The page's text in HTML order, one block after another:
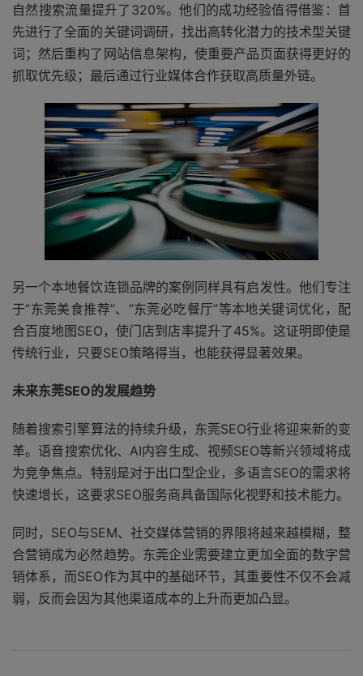
自然搜索流量提升了320%。他们的成功经验值得借鉴：首
先进行了全面的关键词调研，找出高转化潜力的技术型关键
词；然后重构了网站信息架构，使重要产品页面获得更好的
抓取优先级；最后通过行业媒体合作获取高质量外链。
另一个本地餐饮连锁品牌的案例同样具有启发性。他们专注
于”东莞美食推荐”、”东莞必吃餐厅”等本地关键词优化，配
合百度地图SEO，使门店到店率提升了45%。这证明即使是
传统行业，只要SEO策略得当，也能获得显著效果。
未来东莞SEO的发展趋势
随着搜索引擎算法的持续升级，东莞SEO行业将迎来新的变
革。语音搜索优化、AI内容生成、视频SEO等新兴领域将成
为竞争焦点。特别是对于出口型企业，多语言SEO的需求将
快速增长，这要求SEO服务商具备国际化视野和技术能力。
同时，SEO与SEM、社交媒体营销的界限将越来越模糊，整
合营销成为必然趋势。东莞企业需要建立更加全面的数字营
销体系，而SEO作为其中的基础环节，其重要性不仅不会减
弱，反而会因为其他渠道成本的上升而更加凸显。